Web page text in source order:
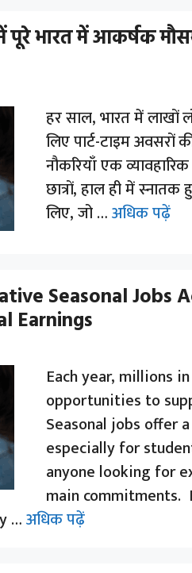
भारत में आकर्षक
हर साल, भारत में लाखों
लिए पार्ट-टाइम अवसरों
नौकरियाँ एक
छात्रों, हाल ही में
लिए, जो …अधिक पढ़ें
Seasonal Jobs
Earnings
Each year, millions
opportunities to
Seasonal jobs offer
especially for
anyone looking for
main commitments.
…अधिक पढ़ें